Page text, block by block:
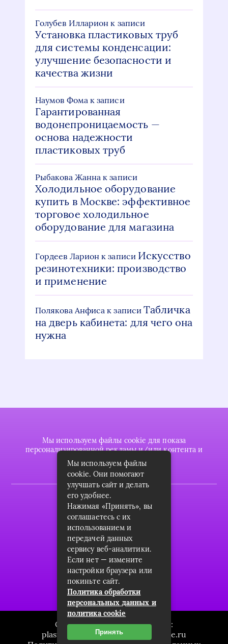
Голубев Илларион к записи
Установка пластиковых труб
для системы конденсации:
улучшение безопасности и
качества жизни
Наумов Фома к записи
Гарантированная
водонепроницаемость —
основа надежности
пластиковых труб
Рыбакова Жанна к записи
Холодильное оборудование
купить в Москве: эффективное
торговое холодильное
оборудование для магазина
Гордеев Ларион к записи Искусство
резинотехники: производство
и применение
Полякова Анфиса к записиТабличка
на дверь кабинета: для чего она
нужна
Мы используем файлы cookie для показа
персонализированной рекламы и/или контента и
анализа нашего трафика.
2022 © plasttrubkomplekt.ru
Карта сайта
Контакты
О проекте
Пользовательское соглашение
Архив
Связаться с редакцией сайта:
plasttrubkomplekt.ru@mailwebsite.ru
Мы используем файлы
cookie. Они помогают
улучшать сайт и делать
его удобнее.
Нажимая «Принять», вы
соглашаетесь с их
использованием и
передачей данных
сервису веб-аналитики.
Если нет — измените
настройки браузера или
покиньте сайт.
Политика обработки
персональных данных и
политика cookie
Принять